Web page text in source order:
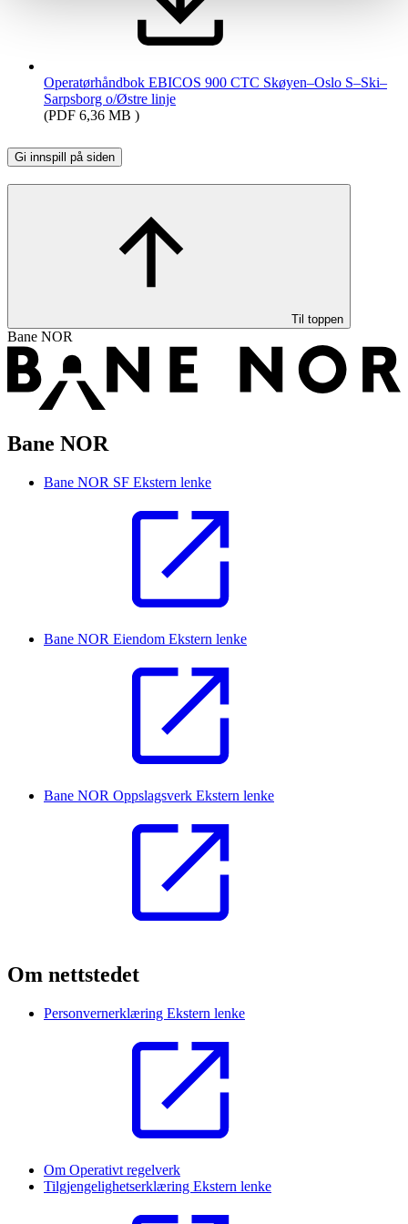
Operatørhåndbok EBICOS 900 CTC Skøyen–Oslo S–Ski–
Sarpsborg o/Østre linje
(PDF 6,36 MB )
Gi innspill på siden
Til toppen
Bane NOR
Bane NOR
Bane NOR SF Ekstern lenke
Bane NOR Eiendom Ekstern lenke
Bane NOR Oppslagsverk Ekstern lenke
Om nettstedet
Personvernerklæring Ekstern lenke
Om Operativt regelverk
Tilgjengelighetserklæring Ekstern lenke